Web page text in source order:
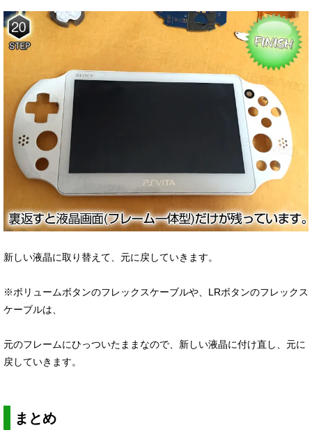
新しい液晶に取り替えて、元に戻していきます。
※ボリュームボタンのフレックスケーブルや、LRボタンのフレックス
ケーブルは、
元のフレームにひっついたままなので、新しい液晶に付け直し、元に
戻していきます。
まとめ